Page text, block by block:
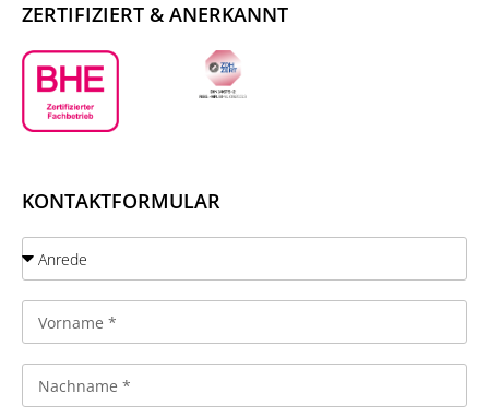
ZERTIFIZIERT & ANERKANNT
KONTAKTFORMULAR